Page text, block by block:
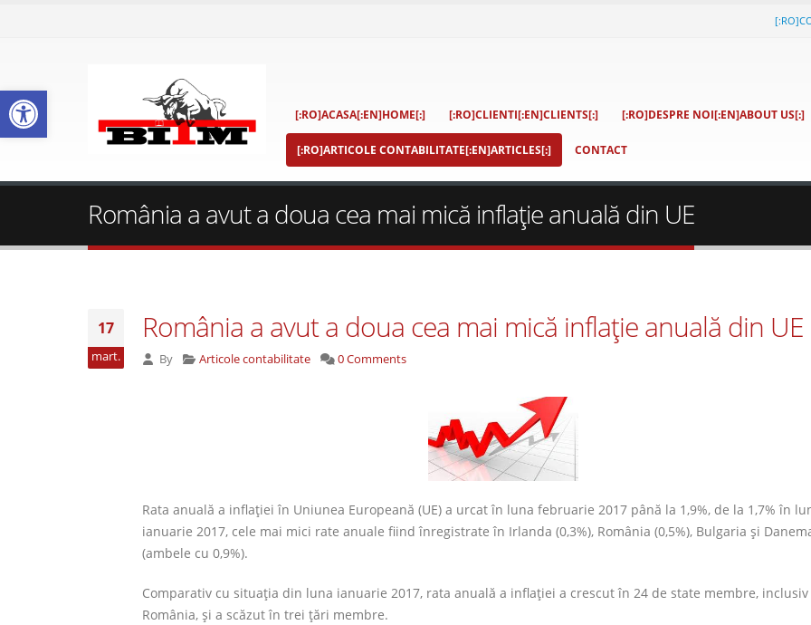
[:RO]ACASA[:EN]HOME[:] [:RO]CLIENTI[:EN]CLIENTS[:] [:RO]DESPRE NOI[:EN]ABOUT US[:]
[:RO]ARTICOLE CONTABILITATE[:EN]ARTICLES[:] CONTACT
România a avut a doua cea mai mică inflație anuală din UE
17
mart.
România a avut a doua cea mai mică inflație anuală din UE
By Articole contabilitate 0 Comments
Rata anuală a inflației în Uniunea Europeană (UE) a urcat în luna februarie 2017 până la 1,9%, de la 1,7% în
ianuarie 2017, cele mai mici rate anuale fiind înregistrate în Irlanda (0,3%), România (0,5%), Bulgaria și
(ambele cu 0,9%).
Comparativ cu situația din luna ianuarie 2017, rata anuală a inflației a crescut în 24 de state membre,
România, și a scăzut în trei țări membre.
Deschide bara de unelte